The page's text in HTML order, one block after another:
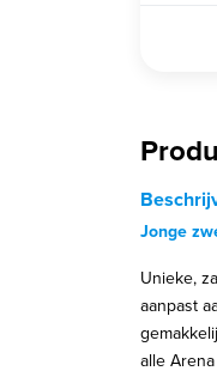
Jonge
Unieke,
aanpast
alle